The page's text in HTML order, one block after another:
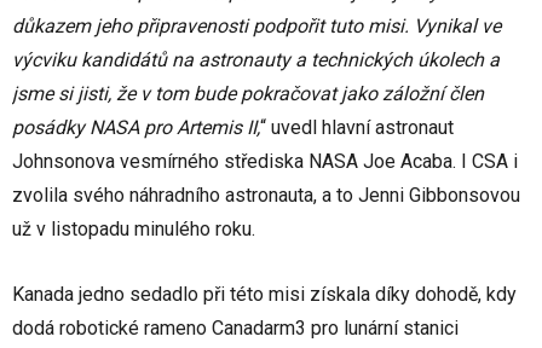
důkazem jeho připravenosti podpořit tuto misi. Vynikal ve
výcviku kandidátů na astronauty a technických úkolech a
jsme si jisti, že v tom bude pokračovat jako záložní člen
posádky NASA pro Artemis II,“ uvedl hlavní astronaut
Johnsonova vesmírného střediska NASA Joe Acaba. I CSA i
zvolila svého náhradního astronauta, a to Jenni Gibbonsovou
už v listopadu minulého roku.
Kanada jedno sedadlo při této misi získala díky dohodě, kdy
dodá robotické rameno Canadarm3 pro lunární stanici